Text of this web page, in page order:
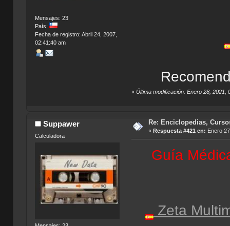
Mensajes: 23
País:
Fecha de registro: Abril 24, 2007,
02:41:40 am
«Última modificación: Enero 28, 2021,
Suppawer
Calculadora
Re: Enciclopedias,
« Respuesta #421 en: Enero
Guía
Zeta